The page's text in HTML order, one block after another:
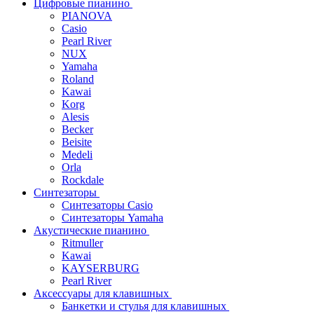
Цифровые пианино
PIANOVA
Casio
Pearl River
NUX
Yamaha
Roland
Kawai
Korg
Alesis
Becker
Beisite
Medeli
Orla
Rockdale
Синтезаторы
Синтезаторы Casio
Синтезаторы Yamaha
Акустические пианино
Ritmuller
Kawai
KAYSERBURG
Pearl River
Аксессуары для клавишных
Банкетки и стулья для клавишных